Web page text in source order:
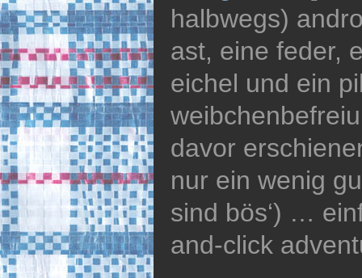
halbwegs)
ast, eine feder,
eichel und ein
davor
nur ein wenig
sind bös‘) …
and-click